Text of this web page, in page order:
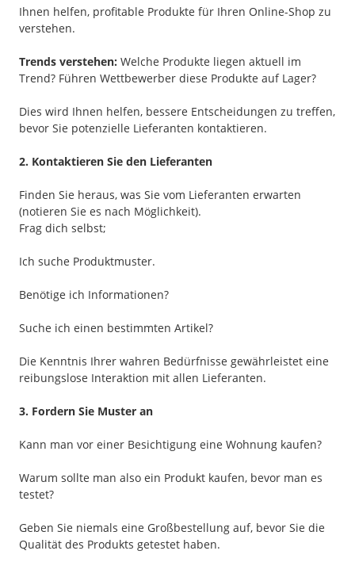
Ihnen helfen, profitable Produkte für Ihren Online-Shop zu
verstehen.
Trends verstehen: Welche Produkte liegen aktuell im
Trend? Führen Wettbewerber diese Produkte auf Lager?
Dies wird Ihnen helfen, bessere Entscheidungen zu treffen,
bevor Sie potenzielle Lieferanten kontaktieren.
2. Kontaktieren Sie den Lieferanten
Finden Sie heraus, was Sie vom Lieferanten erwarten
(notieren Sie es nach Möglichkeit).
Frag dich selbst;
Ich suche Produktmuster.
Benötige ich Informationen?
Suche ich einen bestimmten Artikel?
Die Kenntnis Ihrer wahren Bedürfnisse gewährleistet eine
reibungslose Interaktion mit allen Lieferanten.
3. Fordern Sie Muster an
Kann man vor einer Besichtigung eine Wohnung kaufen?
Warum sollte man also ein Produkt kaufen, bevor man es
testet?
Geben Sie niemals eine Großbestellung auf, bevor Sie die
Qualität des Produkts getestet haben.